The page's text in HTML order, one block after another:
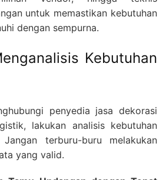
untuk memastikan kebutuhan
dengan sempurna.
Kebutuhan
penyedia jasa dekorasi
lakukan analisis kebutuhan
terburu-buru melakukan
yang valid.